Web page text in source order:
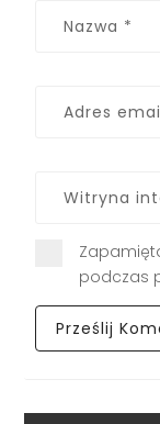
podczas